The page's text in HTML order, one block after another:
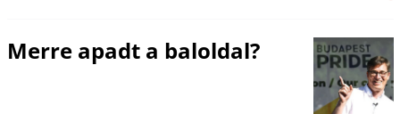
Merre apadt a baloldal?